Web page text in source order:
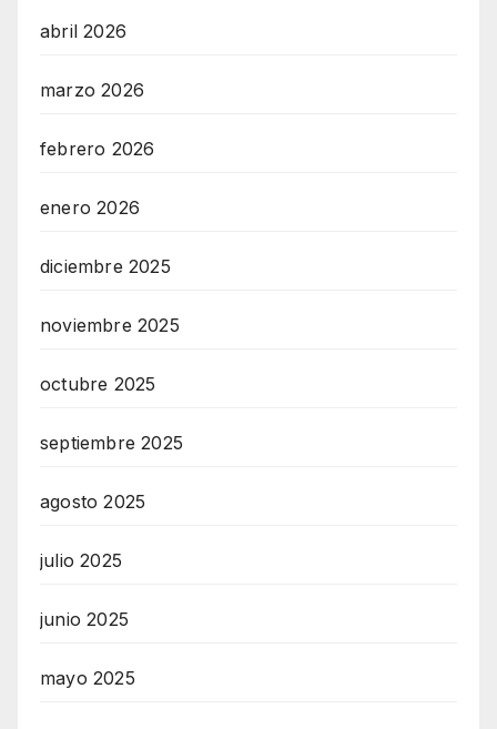
abril 2026
marzo 2026
febrero 2026
enero 2026
diciembre 2025
noviembre 2025
octubre 2025
septiembre 2025
agosto 2025
julio 2025
junio 2025
mayo 2025